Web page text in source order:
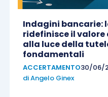
Indagini bancarie:
ridefinisce il valore
alla luce della
fondamentali
ACCERTAMENTO30/06/
diAngelo Ginex